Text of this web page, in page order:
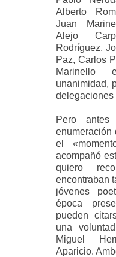
Alberto
Juan
Alejo
Rodríguez,
Paz, Carlos
Marinello
unanimidad,
delegaciones
Pero antes
enumeración
el
acompañó
quiero
encontraban
jóvenes
época
pueden
una
Miguel
Aparicio.